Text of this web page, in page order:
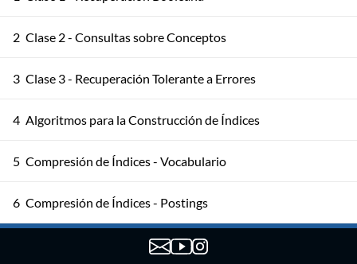
2 Clase 2 - Consultas sobre Conceptos
3 Clase 3 - Recuperación Tolerante a Errores
4 Algoritmos para la Construcción de Índices
5 Compresión de Índices - Vocabulario
6 Compresión de Índices - Postings
Relevancia y Modelo de espacio vectorial